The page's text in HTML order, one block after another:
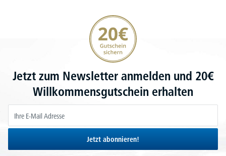
20€ Gutschein sichern
Jetzt zum Newsletter anmelden und 20€
Willkommensgutschein erhalten
Jetzt abonnieren!